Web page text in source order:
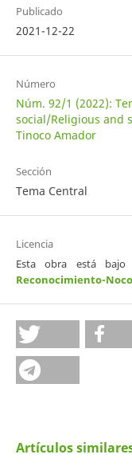
Publicado
2021-12-22
Número
Núm. 92/1 (2022):
social/Religious and
Tinoco Amador
Sección
Tema Central
Licencia
Esta obra está
Reconocimiento-
Artículos